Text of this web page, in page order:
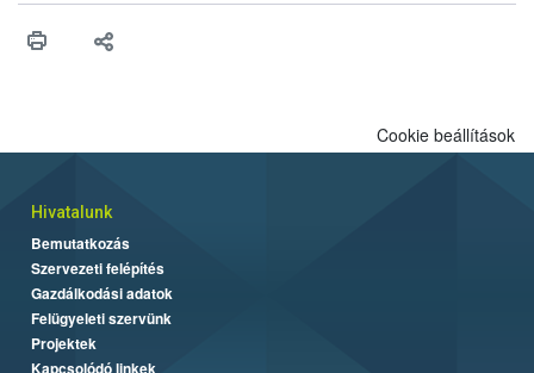
Cookie beállítások
Hivatalunk
Bemutatkozás
Szervezeti felépítés
Gazdálkodási adatok
Felügyeleti szervünk
Projektek
Kapcsolódó linkek